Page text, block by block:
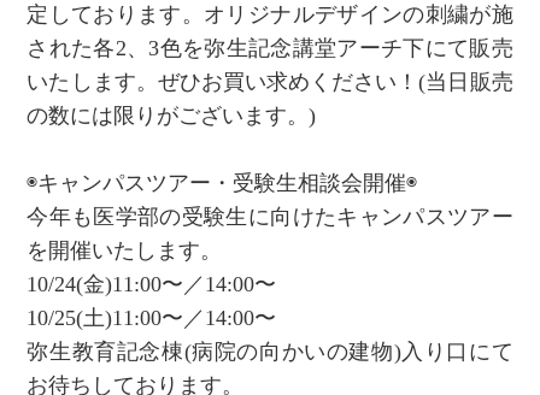
定しております。オリジナルデザインの刺繍が施
された各2、3色を弥生記念講堂アーチ下にて販売
いたします。ぜひお買い求めください！(当日販売
の数には限りがございます。)
◉キャンパスツアー・受験生相談会開催◉
今年も医学部の受験生に向けたキャンパスツアー
を開催いたします。
10/24(金)11:00〜／14:00〜
10/25(土)11:00〜／14:00〜
弥生教育記念棟(病院の向かいの建物)入り口にて
お待ちしております。